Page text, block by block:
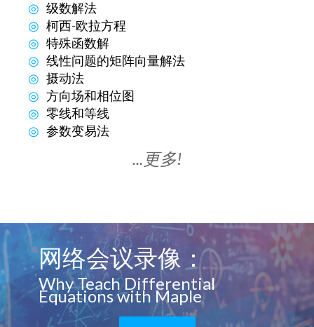
级数解法
柯西-欧拉方程
特殊函数解
线性问题的矩阵向量解法
摄动法
方向场和相位图
零线和等线
参数变易法
...更多!
网络会议录像：
Why Teach Differential
Equations with Maple